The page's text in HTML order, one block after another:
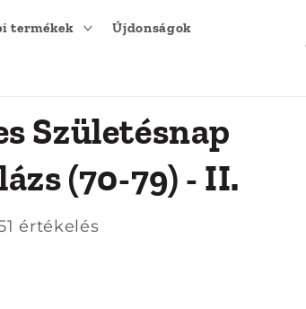
termékek Újdonságok
Születésnap
(70-79) - II.
értékelés